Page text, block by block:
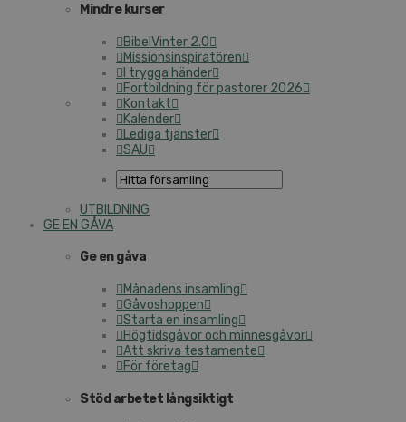
Mindre kurser
BibelVinter 2.0
Missionsinspiratören
I trygga händer
Fortbildning för pastorer 2026
Kontakt
Kalender
Lediga tjänster
SAU
UTBILDNING
GE EN GÅVA
Ge en gåva
Månadens insamling
Gåvoshoppen
Starta en insamling
Högtidsgåvor och minnesgåvor
Att skriva testamente
För företag
Stöd arbetet långsiktigt